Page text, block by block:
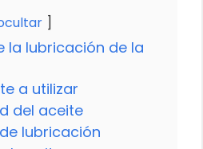
la lubricación de la
a utilizar
del aceite
lubricación